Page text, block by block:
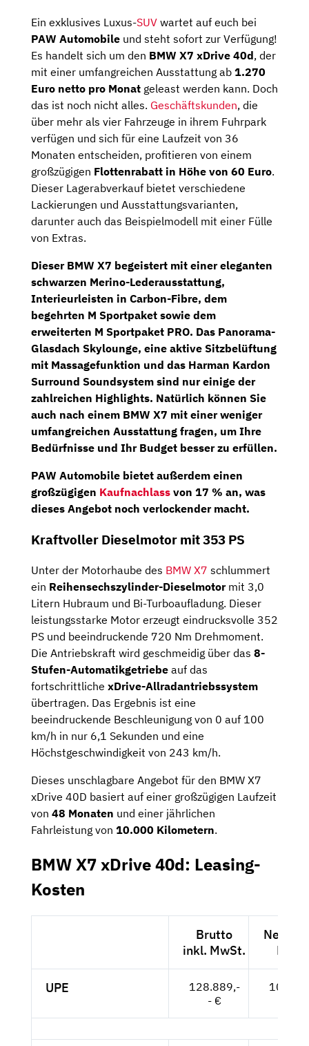
Ein exklusives Luxus-SUV wartet auf euch bei
PAW Automobile und steht sofort zur Verfügung!
Es handelt sich um den BMW X7 xDrive 40d, der
mit einer umfangreichen Ausstattung ab 1.270
Euro netto pro Monat geleast werden kann. Doch
das ist noch nicht alles. Geschäftskunden, die
über mehr als vier Fahrzeuge in ihrem Fuhrpark
verfügen und sich für eine Laufzeit von 36
Monaten entscheiden, profitieren von einem
großzügigen Flottenrabatt in Höhe von 60 Euro.
Dieser Lagerabverkauf bietet verschiedene
Lackierungen und Ausstattungsvarianten,
darunter auch das Beispielmodell mit einer Fülle
von Extras.
Dieser BMW X7 begeistert mit einer eleganten
schwarzen Merino-Lederausstattung,
Interieurleisten in Carbon-Fibre, dem
begehrten M Sportpaket sowie dem
erweiterten M Sportpaket PRO. Das Panorama-
Glasdach Skylounge, eine aktive Sitzbelüftung
mit Massagefunktion und das Harman Kardon
Surround Soundsystem sind nur einige der
zahlreichen Highlights. Natürlich können Sie
auch nach einem BMW X7 mit einer weniger
umfangreichen Ausstattung fragen, um Ihre
Bedürfnisse und Ihr Budget besser zu erfüllen.
PAW Automobile bietet außerdem einen
großzügigen Kaufnachlass von 17 % an, was
dieses Angebot noch verlockender macht.
Kraftvoller Dieselmotor mit 353 PS
Unter der Motorhaube des BMW X7 schlummert
ein Reihensechszylinder-Dieselmotormit 3,0
Litern Hubraum und Bi-Turboaufladung. Dieser
leistungsstarke Motor erzeugt eindrucksvolle 352
PS und beeindruckende 720 Nm Drehmoment.
Die Antriebskraft wird geschmeidig über das 8-
Stufen-Automatikgetriebe auf das
fortschrittliche xDrive-Allradantriebssystem
übertragen. Das Ergebnis ist eine
beeindruckende Beschleunigung von 0 auf 100
km/h in nur 6,1 Sekunden und eine
Höchstgeschwindigkeit von 243 km/h.
Dieses unschlagbare Angebot für den BMW X7
xDrive 40D basiert auf einer großzügigen Laufzeit
von 48 Monaten und einer jährlichen
Fahrleistung von 10.000 Kilometern.
BMW X7 xDrive 40d: Leasing-
Kosten
Brutto
inkl. MwSt.
Netto
UPE
128.889,-
- €